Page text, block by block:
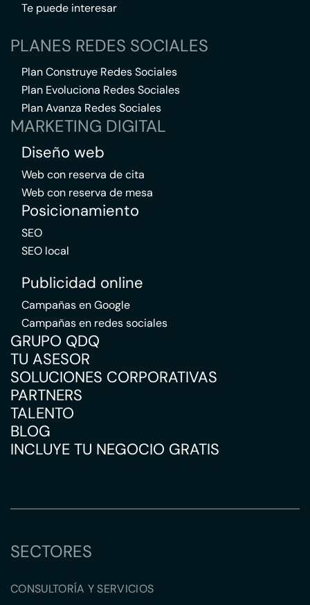
Te puede interesar
PLANES REDES SOCIALES
Plan Construye Redes Sociales
Plan Evoluciona Redes Sociales
Plan Avanza Redes Sociales
MARKETING DIGITAL
Diseño web
Web con reserva de cita
Web con reserva de mesa
Posicionamiento
SEO
SEO local
Publicidad online
Campañas en Google
Campañas en redes sociales
GRUPO QDQ
TU ASESOR
SOLUCIONES CORPORATIVAS
PARTNERS
TALENTO
BLOG
INCLUYE TU NEGOCIO GRATIS
SECTORES
CONSULTORÍA Y SERVICIOS